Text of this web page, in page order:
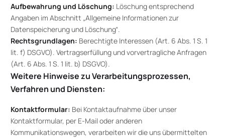
Aufbewahrung und Löschung: Löschung entsprechend
Angaben im Abschnitt „Allgemeine Informationen zur
Datenspeicherung und Löschung“.
Rechtsgrundlagen: Berechtigte Interessen (Art. 6 Abs. 1 S. 1
lit. f) DSGVO). Vertragserfüllung und vorvertragliche Anfragen
(Art. 6 Abs. 1 S. 1 lit. b) DSGVO).
Weitere Hinweise zu Verarbeitungsprozessen,
Verfahren und Diensten:
Kontaktformular: Bei Kontaktaufnahme über unser
Kontaktformular, per E-Mail oder anderen
Kommunikationswegen, verarbeiten wir die uns übermittelten